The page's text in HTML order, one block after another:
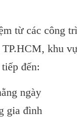
từ các công
khu
đến:
ngày
gia đình